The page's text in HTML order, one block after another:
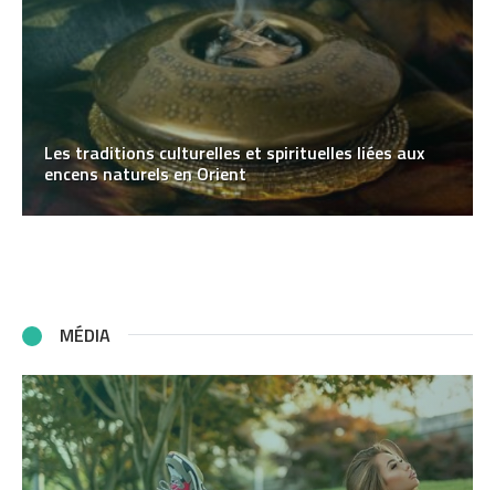
Les traditions culturelles et spirituelles liées aux
encens naturels en Orient
MÉDIA